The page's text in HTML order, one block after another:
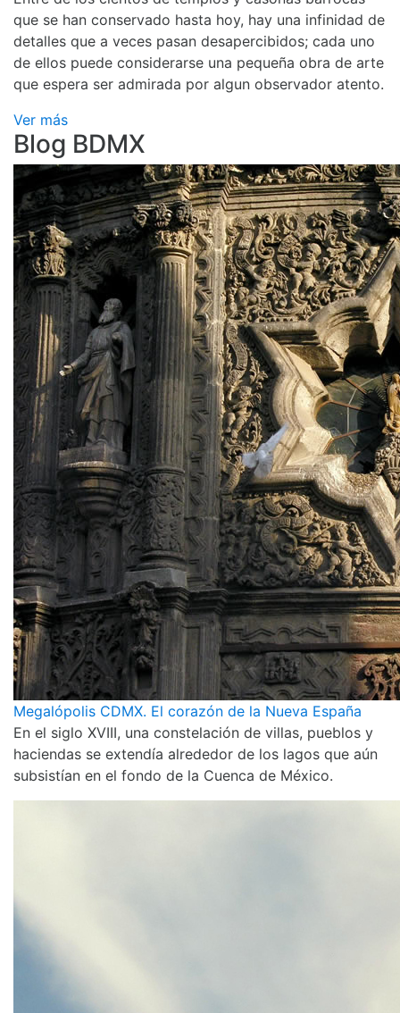
que se han conservado hasta hoy, hay una infinidad de
detalles que a veces pasan desapercibidos; cada uno
de ellos puede considerarse una pequeña obra de arte
que espera ser admirada por algun observador atento.
Ver más
Blog BDMX
Megalópolis CDMX. El corazón de la Nueva España
En el siglo XVIII, una constelación de villas, pueblos y
haciendas se extendía alrededor de los lagos que aún
subsistían en el fondo de la Cuenca de México.